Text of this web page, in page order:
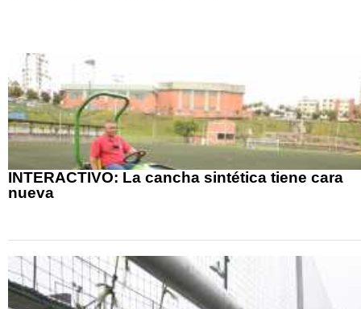
INTERACTIVO: La cancha sintética tiene cara
nueva